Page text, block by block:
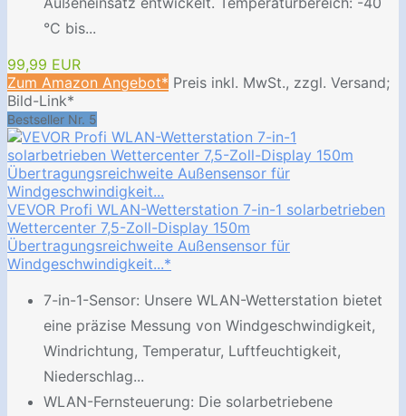
°C bis...
99,99 EUR
Zum Amazon Angebot* Preis inkl. MwSt., zzgl. Versand;
Bild-Link*
Bestseller Nr. 5
VEVOR Profi WLAN-Wetterstation 7-in-1 solarbetrieben
Wettercenter 7,5-Zoll-Display 150m
Übertragungsreichweite Außensensor für
Windgeschwindigkeit...*
7-in-1-Sensor: Unsere WLAN-Wetterstation bietet
eine präzise Messung von Windgeschwindigkeit,
Windrichtung, Temperatur, Luftfeuchtigkeit,
Niederschlag...
WLAN-Fernsteuerung: Die solarbetriebene